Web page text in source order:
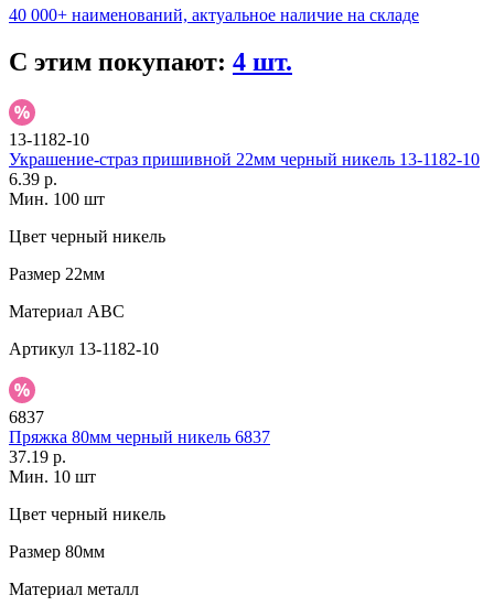
40 000+ наименований, актуальное наличие на складе
С этим покупают: 4 шт.
13-1182-10
Украшение-страз пришивной 22мм черный никель 13-1182-10
6.39 р.
Мин. 100 шт
Цвет черный никель
Размер 22мм
Материал АВС
Артикул 13-1182-10
6837
Пряжка 80мм черный никель 6837
37.19 р.
Мин. 10 шт
Цвет черный никель
Размер 80мм
Материал металл